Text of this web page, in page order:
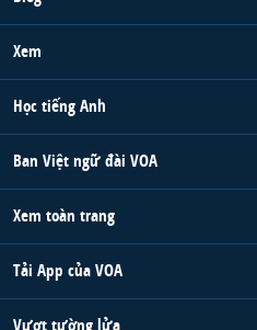
Xem
Học tiếng Anh
Ban Việt ngữ đài VOA
Xem toàn trang
Tải App của VOA
Vượt tường lửa